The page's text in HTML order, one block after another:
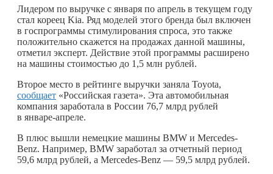
Лидером по выручке с января по апрель в текущем году
стал кореец Kia. Ряд моделей этого бренда был включен
в госпрограммы стимулирования спроса, это также
положительно скажется на продажах данной машины,
отметил эксперт. Действие этой программы расширено
на машины стоимостью до 1,5 млн рублей.
Второе место в рейтинге выручки заняла Toyota,
сообщает «Российская газета». Эта автомобильная
компания заработала в России 76,7 млрд рублей
в январе-апреле.
В плюс вышли немецкие машины BMW и Mercedes-
Benz. Например, BMW заработал за отчетный период
59,6 млрд рублей, а Mercedes-Benz — 59,5 млрд рублей.